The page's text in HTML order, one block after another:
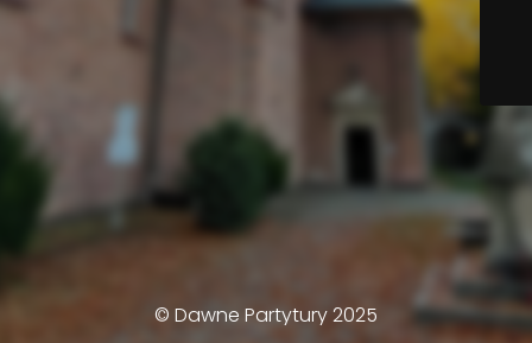
© Dawne Partytury 2025